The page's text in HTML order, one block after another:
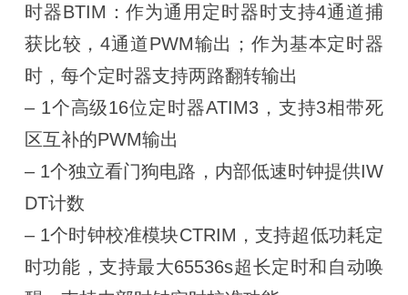
时器BTIM：作为通用定时器时支持4通道捕
获比较，4通道PWM输出；作为基本定时器
时，每个定时器支持两路翻转输出
– 1个高级16位定时器ATIM3，支持3相带死
区互补的PWM输出
– 1个独立看门狗电路，内部低速时钟提供IW
DT计数
– 1个时钟校准模块CTRIM，支持超低功耗定
时功能，支持最大65536s超长定时和自动唤